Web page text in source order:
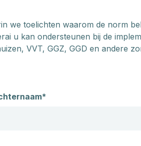
we toelichten waarom de norm
u kan ondersteunen bij de
VVT, GGZ, GGD en andere